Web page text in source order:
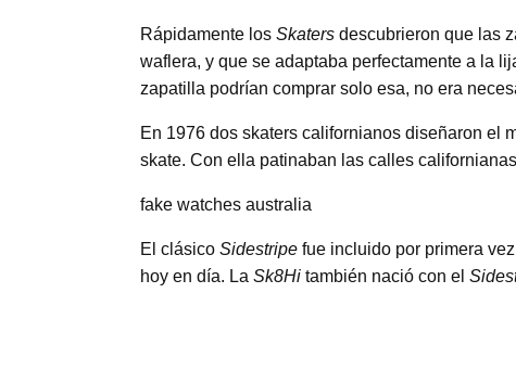
Rápidamente los Skatersdescubrieron que las
waflera, y que se adaptaba perfectamente a la
zapatilla podrían comprar solo esa, no era
En 1976 dos skaters californianos diseñaron el
skate. Con ella patinaban las calles
fake watches australia
El clásico Sidestripefue incluido por primera
hoy en día. La Sk8Hitambién nació con el